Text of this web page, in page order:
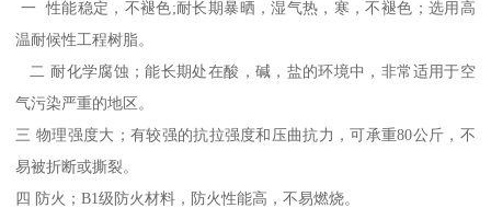
一 性能稳定，不褪色;耐长期暴晒，湿气热，寒，不褪色；选用高
温耐候性工程树脂。
二 耐化学腐蚀；能长期处在酸，碱，盐的环境中，非常适用于空
气污染严重的地区。
三 物理强度大；有较强的抗拉强度和压曲抗力，可承重80公斤，不
易被折断或撕裂。
四 防火；B1级防火材料，防火性能高，不易燃烧。